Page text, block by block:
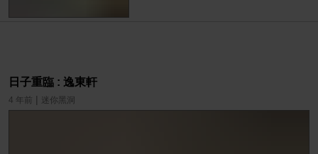
日子重臨 : 逸東軒
4 年前 | 迷你黑洞